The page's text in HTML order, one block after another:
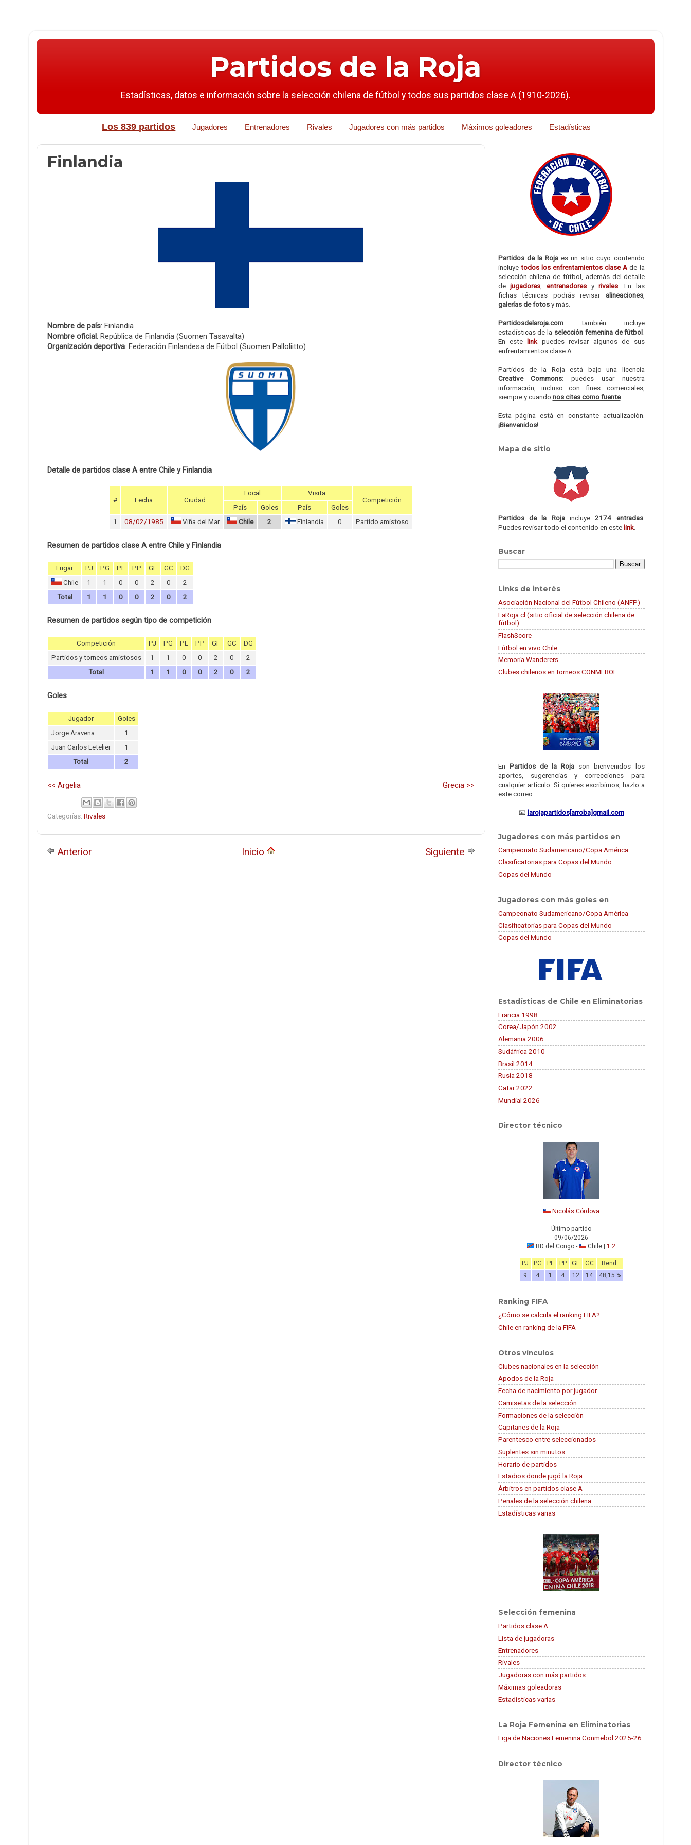
Partidos de la Roja
Estadísticas, datos e información sobre la selección chilena de fútbol y todos sus partidos clase A (1910-2026).
Los 839 partidos Jugadores Entrenadores Rivales Jugadores con más partidos Máximos goleadores Estadísticas
Finlandia
Nombre de país: Finlandia
Nombre oficial: República de Finlandia (Suomen Tasavalta)
Organización deportiva: Federación Finlandesa de Fútbol (Suomen Palloliitto)
Detalle de partidos clase A entre Chile y Finlandia
# Fecha Ciudad
Local
Visita
Competición
País
Goles País
Goles
1
08/02/1985 Viña del Mar Chile 2 Finlandia 0 Partido amistoso
Resumen de partidos clase A entre Chile y Finlandia
Lugar PJ PG PE PP GF GC
DG
Chile
1 1 0 0 2 0
2
Total
1 1 0 0 2 0 2
Resumen de partidos según tipo de competición
Competición PJ PG PE PP GF GC
DG
Partidos y torneos amistosos
1 1 0 0 2 0
2
Total
1 1 0 0 2 0 2
Goles
Jugador
Goles
Jorge Aravena
1
Juan Carlos Letelier
1
Total
2
Grecia >>
<< Argelia
Categorías: Rivales
Siguiente
Anterior Inicio
Partidos de la Rojaes un sitio cuyo contenido
incluye todos los enfrentamientos clase A de la
selección chilena de fútbol, además del detalle
dejugadores entrenadoresyrivales . En las
fichas técnicas podrás revisar alineaciones,
galerías de fotosy más.
Partidosdelaroja.comtambién incluye
estadísticas de la selección femenina de fútbol
En este link puedes revisar algunos de sus
enfrentamientos clase A.
Partidos de la Roja está bajo una licencia
Creative Commons: puedes usar nuestra
información, incluso con fines comerciales,
siempre y cuando nos cites como fuente.
Esta página está en constante actualización.
¡Bienvenidos!
Mapa de sitio
Partidos de la Rojaincluye2174 entradas.
Puedes revisar todo el contenido en estelink.
Buscar
Links de interés
Asociación Nacional del Fútbol Chileno (ANFP)
LaRoja.cl (sitio oficial de selección chilena de
fútbol)
FlashScore
Fútbol en vivo Chile
Memoria Wanderers
Clubes chilenos en torneos CONMEBOL
En Partidos de la Roja son bienvenidos los
aportes, sugerencias y correcciones para
cualquier artículo. Si quieres escribirnos, hazlo a
este correo:
📧 larojapartidos[arroba]gmail.com
Jugadores con más partidos en
Campeonato Sudamericano/Copa América
Clasificatorias para Copas del Mundo
Copas del Mundo
Jugadores con más goles en
Campeonato Sudamericano/Copa América
Clasificatorias para Copas del Mundo
Copas del Mundo
Estadísticas de Chile en Eliminatorias
Francia 1998
Corea/Japón 2002
Alemania 2006
Sudáfrica 2010
Brasil 2014
Rusia 2018
Catar 2022
Mundial 2026
Director técnico
Nicolás Córdova
Último partido
09/06/2026
RD del Congo -
Chile | 1:2
PJ PG PE PP GF GC
Rend.
9
4 1 4 12 14 48,15 %
Ranking FIFA
¿Cómo se calcula el ranking FIFA?
Chile en ranking de la FIFA
Otros vínculos
Clubes nacionales en la selección
Apodos de la Roja
Fecha de nacimiento por jugador
Camisetas de la selección
Formaciones de la selección
Capitanes de la Roja
Parentesco entre seleccionados
Suplentes sin minutos
Horario de partidos
Estadios donde jugó la Roja
Árbitros en partidos clase A
Penales de la selección chilena
Estadísticas varias
Selección femenina
Partidos clase A
Lista de jugadoras
Entrenadores
Rivales
Jugadoras con más partidos
Máximas goleadoras
Estadísticas varias
La Roja Femenina en Eliminatorias
Liga de Naciones Femenina Conmebol 2025-26
Director técnico